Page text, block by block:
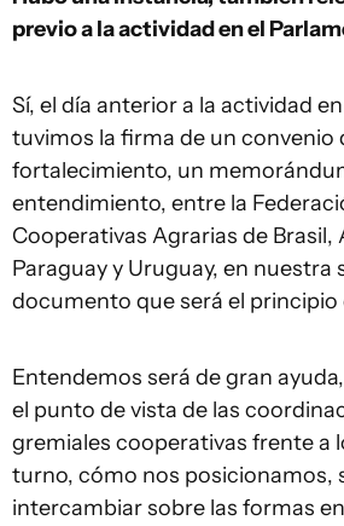
previo a la actividad en el
Sí, el día anterior a la actividad
tuvimos la firma de un convenio
fortalecimiento, un
entendimiento, entre la
Cooperativas Agrarias de Brasil,
Paraguay y Uruguay, en nuestra
documento que será el principio
Entendemos será de gran
el punto de vista de las
gremiales cooperativas frente a
turno, cómo nos posicionamos,
intercambiar sobre las formas